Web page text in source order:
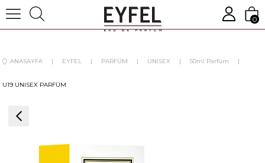
0
ANASAYFA EYFEL PARFÜM UNISEX 50ml Parfüm
U19 UNISEX PARFÜM